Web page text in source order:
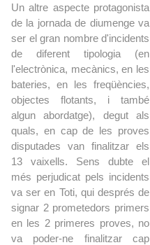
Un altre aspecte protagonista
de la jornada de diumenge va
ser el gran nombre d'incidents
de diferent tipologia (en
l'electrònica, mecànics, en les
bateries, en les freqüències,
objectes flotants, i també
algun abordatge), degut als
quals, en cap de les proves
disputades van finalitzar els
13 vaixells. Sens dubte el
més perjudicat pels incidents
va ser en Toti, qui després de
signar 2 prometedors primers
en les 2 primeres proves, no
va poder-ne finalitzar cap